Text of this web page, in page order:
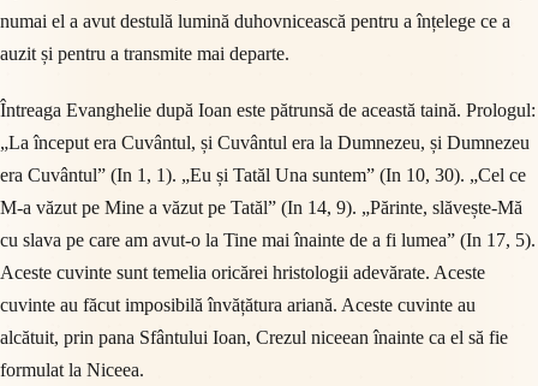
numai el a avut destulă lumină duhovnicească pentru a înțelege ce a
auzit și pentru a transmite mai departe.
Întreaga Evanghelie după Ioan este pătrunsă de această taină. Prologul:
„La început era Cuvântul, și Cuvântul era la Dumnezeu, și Dumnezeu
era Cuvântul” (In 1, 1). „Eu și Tatăl Una suntem” (In 10, 30). „Cel ce
M-a văzut pe Mine a văzut pe Tatăl” (In 14, 9). „Părinte, slăvește-Mă
cu slava pe care am avut-o la Tine mai înainte de a fi lumea” (In 17, 5).
Aceste cuvinte sunt temelia oricărei hristologii adevărate. Aceste
cuvinte au făcut imposibilă învățătura ariană. Aceste cuvinte au
alcătuit, prin pana Sfântului Ioan, Crezul niceean înainte ca el să fie
formulat la Niceea.